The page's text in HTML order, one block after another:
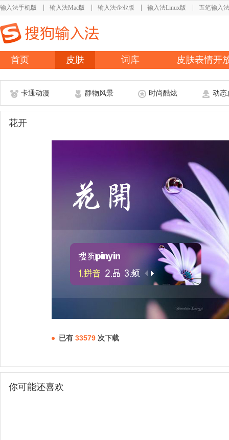
输入法手机版 输入法Mac版 输入法企业版 输入法Linux版 五笔输入法
首页 皮肤 词库 皮肤表情开
卡通动漫 静物风景 时尚酷炫 动态
花开
已有 33579 次下载
你可能还喜欢